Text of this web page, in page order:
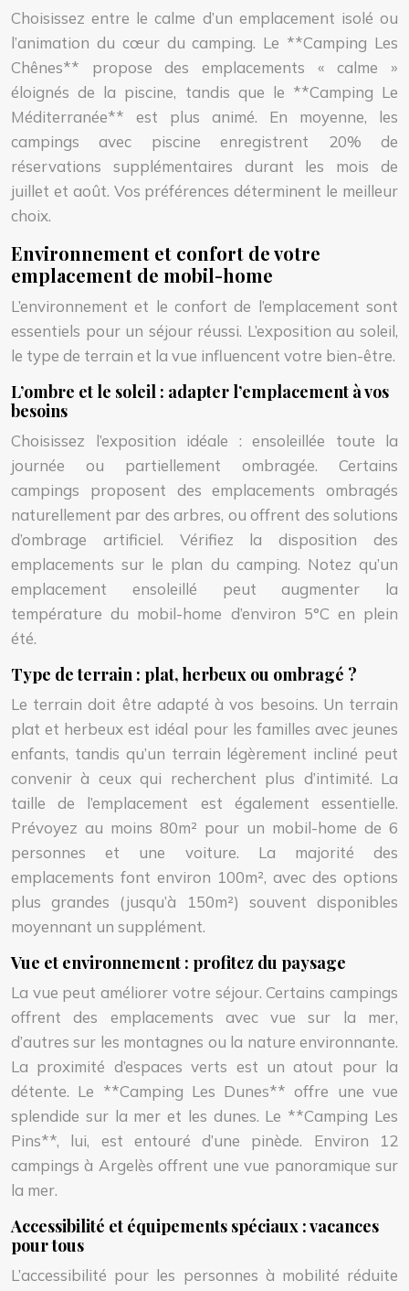
Choisissez entre le calme d’un emplacement isolé ou
l’animation du cœur du camping. Le **Camping Les
Chênes** propose des emplacements « calme »
éloignés de la piscine, tandis que le **Camping Le
Méditerranée** est plus animé. En moyenne, les
campings avec piscine enregistrent 20% de
réservations supplémentaires durant les mois de
juillet et août. Vos préférences déterminent le meilleur
choix.
Environnement et confort de votre
emplacement de mobil-home
L’environnement et le confort de l’emplacement sont
essentiels pour un séjour réussi. L’exposition au soleil,
le type de terrain et la vue influencent votre bien-être.
L’ombre et le soleil : adapter l’emplacement à vos
besoins
Choisissez l’exposition idéale : ensoleillée toute la
journée ou partiellement ombragée. Certains
campings proposent des emplacements ombragés
naturellement par des arbres, ou offrent des solutions
d’ombrage artificiel. Vérifiez la disposition des
emplacements sur le plan du camping. Notez qu’un
emplacement ensoleillé peut augmenter la
température du mobil-home d’environ 5°C en plein
été.
Type de terrain : plat, herbeux ou ombragé ?
Le terrain doit être adapté à vos besoins. Un terrain
plat et herbeux est idéal pour les familles avec jeunes
enfants, tandis qu’un terrain légèrement incliné peut
convenir à ceux qui recherchent plus d’intimité. La
taille de l’emplacement est également essentielle.
Prévoyez au moins 80m² pour un mobil-home de 6
personnes et une voiture. La majorité des
emplacements font environ 100m², avec des options
plus grandes (jusqu’à 150m²) souvent disponibles
moyennant un supplément.
Vue et environnement : profitez du paysage
La vue peut améliorer votre séjour. Certains campings
offrent des emplacements avec vue sur la mer,
d’autres sur les montagnes ou la nature environnante.
La proximité d’espaces verts est un atout pour la
détente. Le **Camping Les Dunes** offre une vue
splendide sur la mer et les dunes. Le **Camping Les
Pins**, lui, est entouré d’une pinède. Environ 12
campings à Argelès offrent une vue panoramique sur
la mer.
Accessibilité et équipements spéciaux : vacances
pour tous
L’accessibilité pour les personnes à mobilité réduite